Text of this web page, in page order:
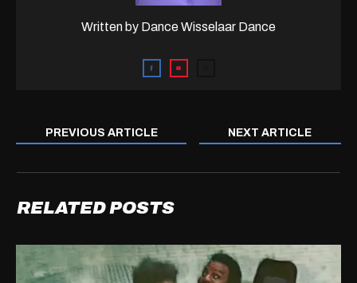
Written by Dance Wisselaar Dance
PREVIOUS ARTICLE NEXT ARTICLE
RELATED POSTS